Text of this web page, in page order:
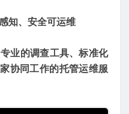
知、安全可运维
业的调查工具、标准化
协同工作的托管运维服